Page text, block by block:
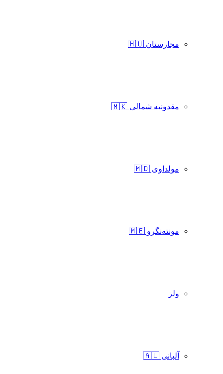
مجارستان 🇭🇺
مقدونیه شمالی 🇲🇰
مولداوی 🇲🇩
مونته‌نگرو 🇲🇪
ولز
آلبانی 🇦🇱